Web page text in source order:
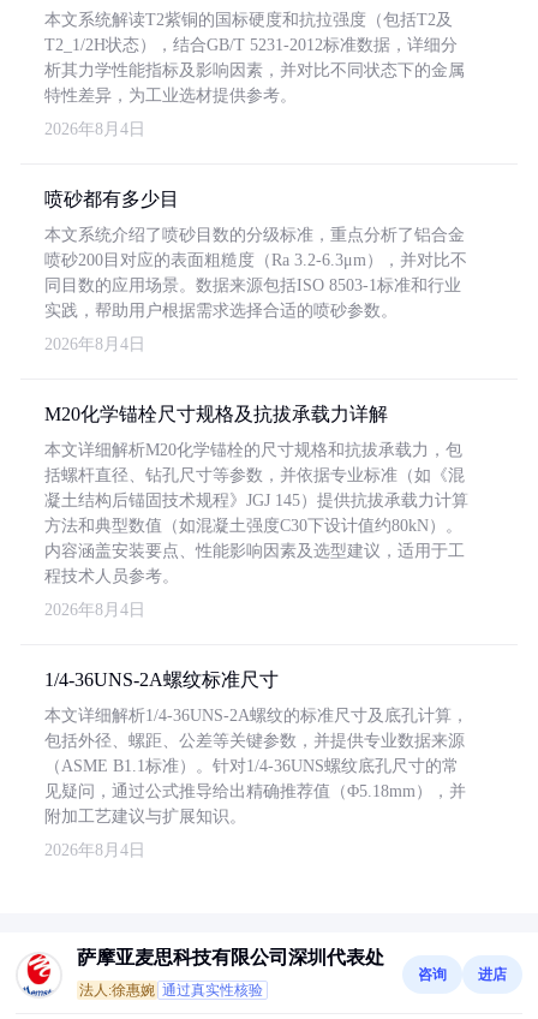
本文系统解读T2紫铜的国标硬度和抗拉强度（包括T2及
T2_1/2H状态），结合GB/T 5231-2012标准数据，详细分
析其力学性能指标及影响因素，并对比不同状态下的金属
特性差异，为工业选材提供参考。
2026年8月4日
喷砂都有多少目
本文系统介绍了喷砂目数的分级标准，重点分析了铝合金
喷砂200目对应的表面粗糙度（Ra 3.2-6.3μm），并对比不
同目数的应用场景。数据来源包括ISO 8503-1标准和行业
实践，帮助用户根据需求选择合适的喷砂参数。
2026年8月4日
M20化学锚栓尺寸规格及抗拔承载力详解
本文详细解析M20化学锚栓的尺寸规格和抗拔承载力，包
括螺杆直径、钻孔尺寸等参数，并依据专业标准（如《混
凝土结构后锚固技术规程》JGJ 145）提供抗拔承载力计算
方法和典型数值（如混凝土强度C30下设计值约80kN）。
内容涵盖安装要点、性能影响因素及选型建议，适用于工
程技术人员参考。
2026年8月4日
1/4-36UNS-2A螺纹标准尺寸
本文详细解析1/4-36UNS-2A螺纹的标准尺寸及底孔计算，
包括外径、螺距、公差等关键参数，并提供专业数据来源
（ASME B1.1标准）。针对1/4-36UNS螺纹底孔尺寸的常
见疑问，通过公式推导给出精确推荐值（Φ5.18mm），并
附加工艺建议与扩展知识。
2026年8月4日
萨摩亚麦思科技有限公司深圳代表处
法人:徐惠婉 通过真实性核验
咨询 进店